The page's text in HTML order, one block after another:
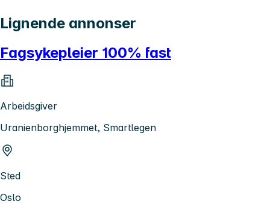
Lignende annonser
Fagsykepleier 100% fast
Arbeidsgiver
Uranienborghjemmet, Smartlegen
Sted
Oslo